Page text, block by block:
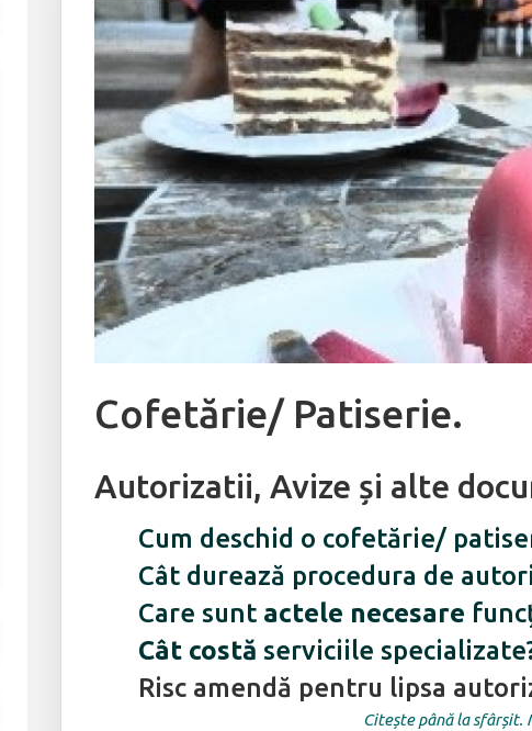
Cofetărie/ Patiserie.
Autorizatii, Avize și alte
Cum deschid o cofetărie/
Cât durează procedura de
Care sunt actele necesare
Cât costă serviciile
Risc amendă pentru lipsa
Citește până la sfârșit.